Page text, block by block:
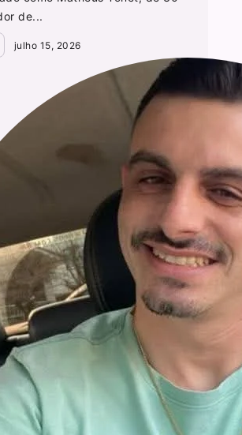
de...
julho 15, 2026